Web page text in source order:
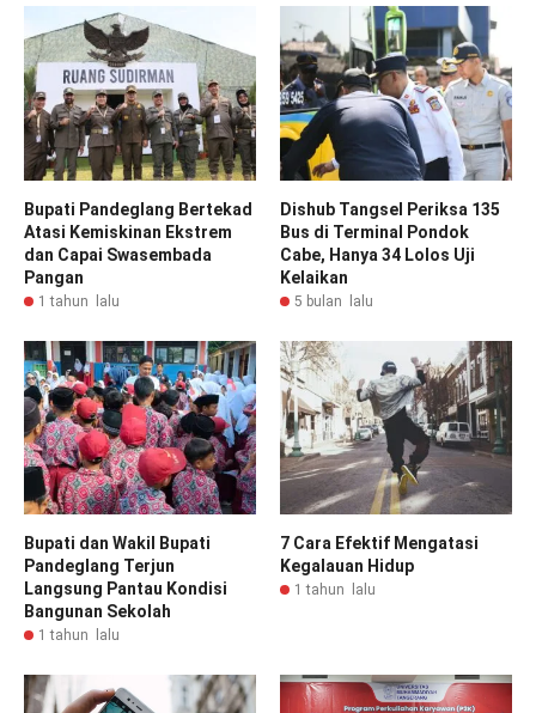
Bupati Pandeglang Bertekad
Atasi Kemiskinan Ekstrem
dan Capai Swasembada
Pangan
1 tahun lalu
Dishub Tangsel Periksa 135
Bus di Terminal Pondok
Cabe, Hanya 34 Lolos Uji
Kelaikan
5 bulan lalu
Bupati dan Wakil Bupati
Pandeglang Terjun
Langsung Pantau Kondisi
Bangunan Sekolah
1 tahun lalu
7 Cara Efektif Mengatasi
Kegalauan Hidup
1 tahun lalu